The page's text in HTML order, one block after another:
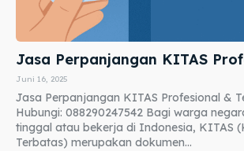
Jasa Perpanjangan KITAS
Juni 16, 2025
Jasa Perpanjangan KITAS Profesional &
Hubungi: 088290247542 Bagi warga
tinggal atau bekerja di Indonesia, KITAS
Terbatas) merupakan dokumen...